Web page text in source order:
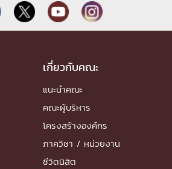
เกี่ยวกับคณะ
แนะนำคณะ
คณะผู้บริหาร
โครงสร้างองค์กร
ภาควิชา / หน่วยงาน
ชีวิตนิสิต